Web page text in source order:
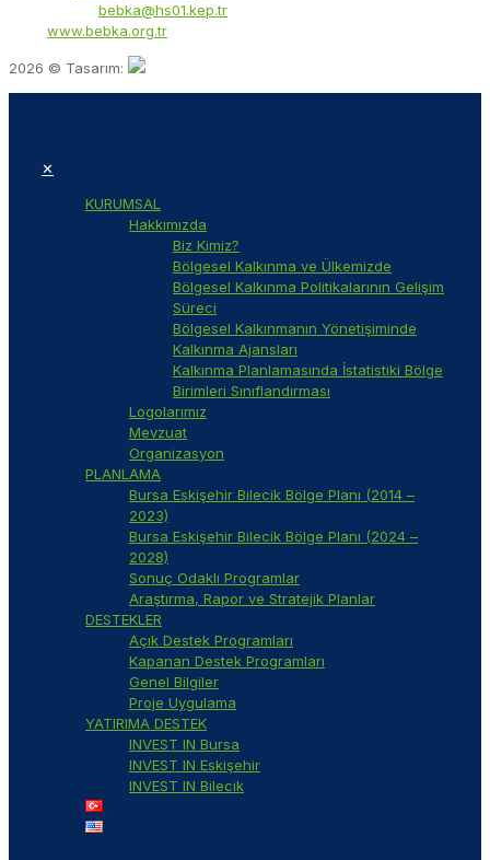
bebka@hs01.kep.tr
www.bebka.org.tr
2026 © Tasarım:
✕
KURUMSAL
Hakkımızda
Biz Kimiz?
Bölgesel Kalkınma ve Ülkemizde
Bölgesel Kalkınma Politikalarının Gelişim
Süreci
Bölgesel Kalkınmanın Yönetişiminde
Kalkınma Ajansları
Kalkınma Planlamasında İstatistiki Bölge
Birimleri Sınıflandırması
Logolarımız
Mevzuat
Organizasyon
PLANLAMA
Bursa Eskişehir Bilecik Bölge Planı (2014 –
2023)
Bursa Eskişehir Bilecik Bölge Planı (2024 –
2028)
Sonuç Odaklı Programlar
Araştırma, Rapor ve Stratejik Planlar
DESTEKLER
Açık Destek Programları
Kapanan Destek Programları
Genel Bilgiler
Proje Uygulama
YATIRIMA DESTEK
INVEST IN Bursa
INVEST IN Eskişehir
INVEST IN Bilecik